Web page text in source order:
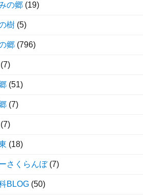
の郷 (19)
樹 (5)
郷 (796)
(7)
(51)
(7)
(7)
(18)
さくらんぼ(7)
BLOG (50)